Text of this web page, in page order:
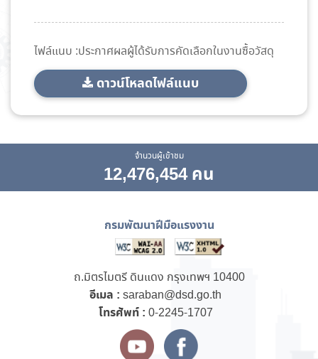
ไฟล์แนบ :ประกาศผลผู้ได้รับการคัดเลือกในงานซื้อวัสดุ
ดาวน์โหลดไฟล์แนบ
จำนวนผู้เข้าชม
12,476,454 คน
กรมพัฒนาฝีมือแรงงาน
ถ.มิตรไมตรี ดินแดง กรุงเทพฯ 10400
อีเมล : saraban@dsd.go.th
โทรศัพท์ : 0-2245-1707